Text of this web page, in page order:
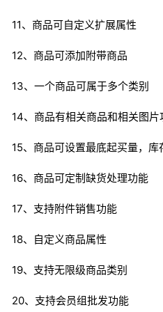
11、商品可自定义扩展属性
12、商品可添加附带商品
13、一个商品可属于多个类别
14、商品有相关商品和相关图片
15、商品可设置最底起买量，库
16、商品可定制缺货处理功能
17、支持附件销售功能
18、自定义商品属性
19、支持无限级商品类别
20、支持会员组批发功能